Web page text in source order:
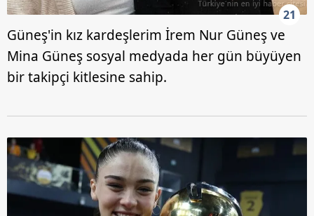
21
Güneş'in kız kardeşlerim İrem Nur Güneş ve
Mina Güneş sosyal medyada her gün büyüyen
bir takipçi kitlesine sahip.